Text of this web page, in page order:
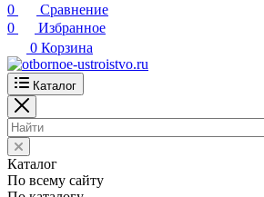
0
Сравнение
0
Избранное
0 Корзина
Каталог
Каталог
По всему сайту